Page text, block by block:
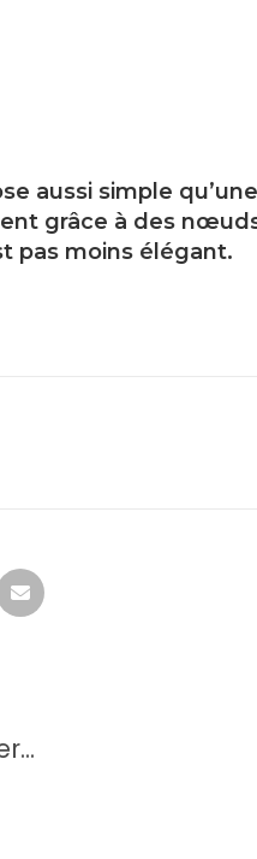
aussi simple
grâce à des
pas moins élégant.